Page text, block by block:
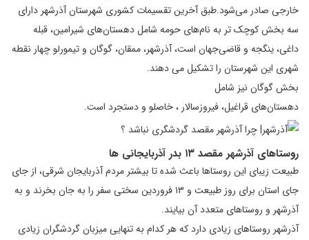
خارجی صادر می‌شود.طبق آخرین تقسیمات کشوری شهرستان آذرشهر دارای
سه بخش کوچک تر به نام‌های حومه شامل دهستان‌های شیرامین، قبله‌
داغی، ینگجه و قاضی‌جهان است، آذرشهر، ممقان، گوگان و تیمورلو چهار نقطه
شهری این شهرستان را تشکیل می دهند.
بخش گوگان نیز شامل
دهستان‌های قراغیل، فیروزسالار ، خاصلو و دستجرد است.
روستاهای آذرشهر مقصد ۱۳ بدر آذربایجانی ها
طبیعت زیبای این روستاها باعث شده تا بیشتر مردم آذربایجان شرقی، از جای
جای استان برای روز طبیعت و ۱۳ فروردین سختی سفر را به جان بخرند و به
آذرشهر و روستاهای متعدد آن بیایند.
آذرشهر روستاهای زیادی دارد که هر کدام به تنهایی میزبان گردشگران زیادی